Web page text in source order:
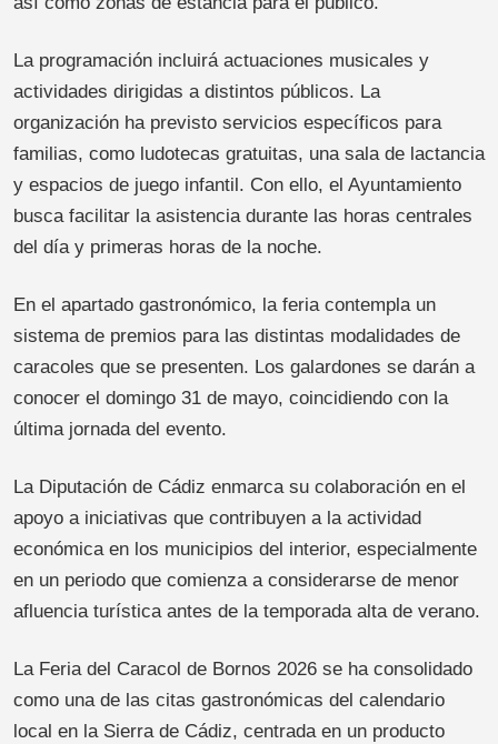
La programación incluirá actuaciones musicales y
actividades dirigidas a distintos públicos. La
organización ha previsto servicios específicos para
familias, como ludotecas gratuitas, una sala de lactancia
y espacios de juego infantil. Con ello, el Ayuntamiento
busca facilitar la asistencia durante las horas centrales
del día y primeras horas de la noche.
En el apartado gastronómico, la feria contempla un
sistema de premios para las distintas modalidades de
caracoles que se presenten. Los galardones se darán a
conocer el domingo 31 de mayo, coincidiendo con la
última jornada del evento.
La Diputación de Cádiz enmarca su colaboración en el
apoyo a iniciativas que contribuyen a la actividad
económica en los municipios del interior, especialmente
en un periodo que comienza a considerarse de menor
afluencia turística antes de la temporada alta de verano.
La Feria del Caracol de Bornos 2026 se ha consolidado
como una de las citas gastronómicas del calendario
local en la Sierra de Cádiz, centrada en un producto